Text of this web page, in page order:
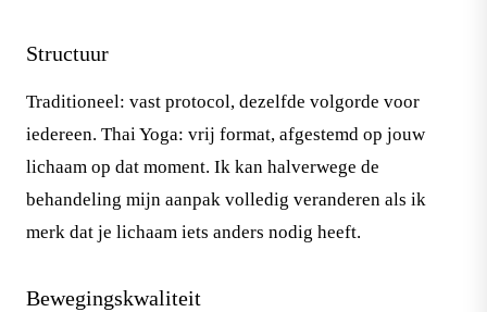
Structuur
Traditioneel: vast protocol, dezelfde volgorde voor
iedereen. Thai Yoga: vrij format, afgestemd op jouw
lichaam op dat moment. Ik kan halverwege de
behandeling mijn aanpak volledig veranderen als ik
merk dat je lichaam iets anders nodig heeft.
Bewegingskwaliteit